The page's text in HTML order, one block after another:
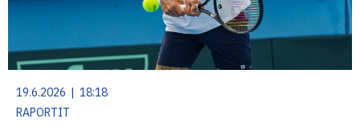
19.6.2026 | 18:18
RAPORTIT